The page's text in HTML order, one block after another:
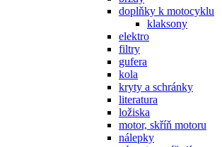
doplňky k motocyklu
klaksony
elektro
filtry
gufera
kola
kryty a schránky
literatura
ložiska
motor, skříň motoru
nálepky